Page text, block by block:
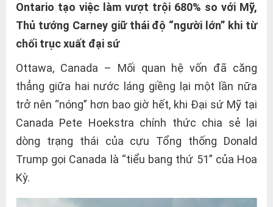
Ontario tạo việc làm vượt trội 680% so với Mỹ,
Thủ tướng Carney giữ thái độ “người lớn” khi từ
chối trục xuất đại sứ
Ottawa, Canada – Mối quan hệ vốn đã căng
thẳng giữa hai nước láng giềng lại một lần nữa
trở nên “nóng” hơn bao giờ hết, khi Đại sứ Mỹ tại
Canada Pete Hoekstra chính thức chia sẻ lại
dòng trạng thái của cựu Tổng thống Donald
Trump gọi Canada là “tiểu bang thứ 51” của Hoa
Kỳ.